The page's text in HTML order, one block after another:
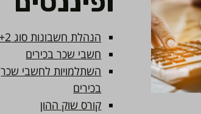
הנהלת חשבונות סוג 1+2
חשבי שכר בכירים
השתלמויות לחשבי שכר
בכירים
קורס שוק ההון